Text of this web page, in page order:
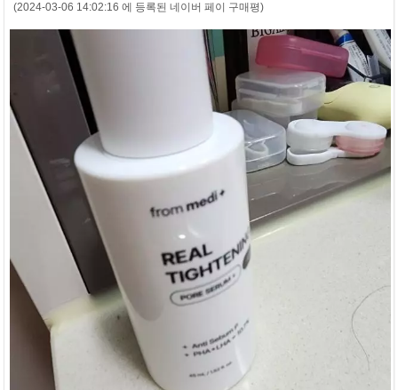
(2024-03-06 14:02:16 에 등록된 네이버 페이 구매평)